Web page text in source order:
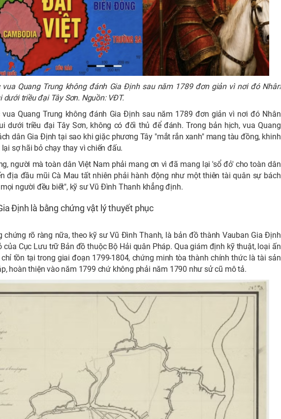
vua Quang Trung không đánh Gia Định sau năm 1789 đơn giản vì nơi đó Nhân
dưới triều đại Tây Sơn. Nguồn: VĐT.
vua Quang Trung không đánh Gia Định sau năm 1789 đơn giản vì nơi đó Nhân
dưới triều đại Tây Sơn, không có đối thủ để đánh. Trong bản hịch, vua Quang
dân Gia Định tại sao khi giặc phương Tây "mắt rắn xanh" mang tàu đồng, khinh
sợ hãi bỏ chạy thay vì chiến đấu.
người mà toàn dân Việt Nam phải mang ơn vì đã mang lại 'sổ đỏ' cho toàn dân
địa đầu mũi Cà Mau tất nhiên phải hành động như một thiên tài quân sự bách
người đều biết", kỹ sư Vũ Đình Thanh khẳng định.
Định là bằng chứng vật lý thuyết phục
chứng rõ ràng nữa, theo kỹ sư Vũ Đình Thanh, là bản đồ thành Vauban Gia Định
của Cục Lưu trữ Bản đồ thuộc Bộ Hải quân Pháp. Qua giám định kỹ thuật, loại ấn
tồn tại trong giai đoạn 1799-1804, chứng minh tòa thành chính thức là tài sản
hoàn thiện vào năm 1799 chứ không phải năm 1790 như sử cũ mô tả.